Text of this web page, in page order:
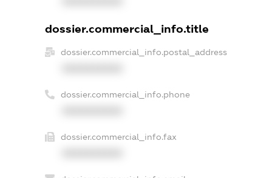
dossier.commercial_info.title
dossier.commercial_info.postal_address
dossier.commercial_info.phone
dossier.commercial_info.fax